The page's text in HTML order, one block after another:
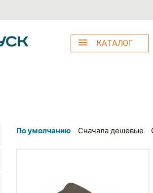
КАТАЛОГ
По умолчанию Сначала дешевые